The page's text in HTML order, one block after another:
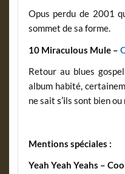
Opus perdu de 2001
sommet de sa forme.
10 Miraculous Mule –
Retour au blues
album habité,
ne sait s’ils sont bien
Mentions spéciales :
Yeah Yeah Yeahs –